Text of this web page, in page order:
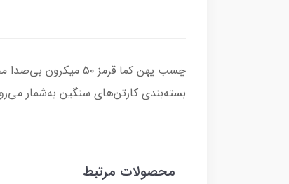
چسب پهن کما قرمز
بسته‌بندی کارتن‌های سنگین به‌شمار
محصولات مرتبط